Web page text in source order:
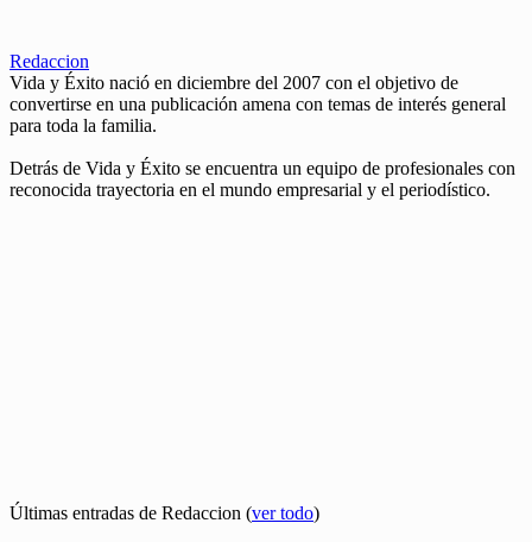
Redaccion
Vida y Éxito nació en diciembre del 2007 con el objetivo de
convertirse en una publicación amena con temas de interés general
para toda la familia.
Detrás de Vida y Éxito se encuentra un equipo de profesionales con
reconocida trayectoria en el mundo empresarial y el periodístico.
Últimas entradas de Redaccion (ver todo)